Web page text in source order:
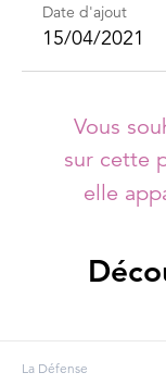
Date d'ajout
15/04/2021
Vous
sur cette
elle
La Défense